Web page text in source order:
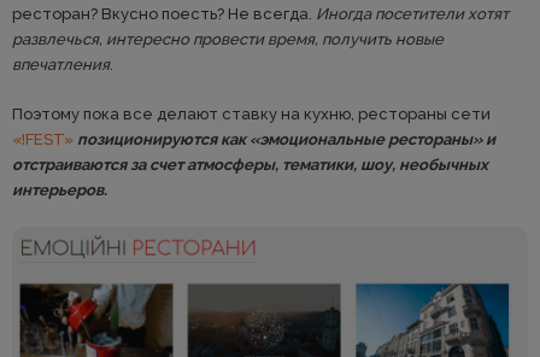
ресторан? Вкусно поесть? Не всегда. Иногда посетители хотят
развлечься, интересно провести время, получить новые
впечатления.
Поэтому пока все делают ставку на кухню, рестораны сети
«!FEST» позиционируются как «эмоциональные рестораны» и
отстраиваются за счет атмосферы, тематики, шоу, необычных
интерьеров.